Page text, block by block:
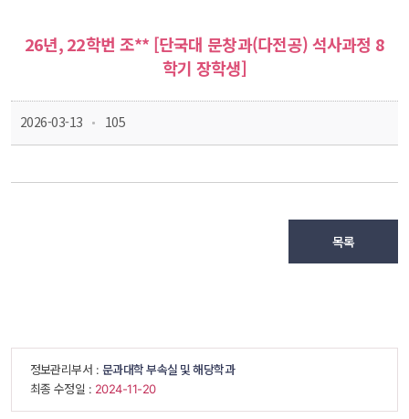
26년, 22학번 조** [단국대 문창과(다전공) 석사과정 8
학기 장학생]
2026-03-13 105
목록
정보관리부서 : 문과대학 부속실 및 해당학과
최종 수정일 : 2024-11-20